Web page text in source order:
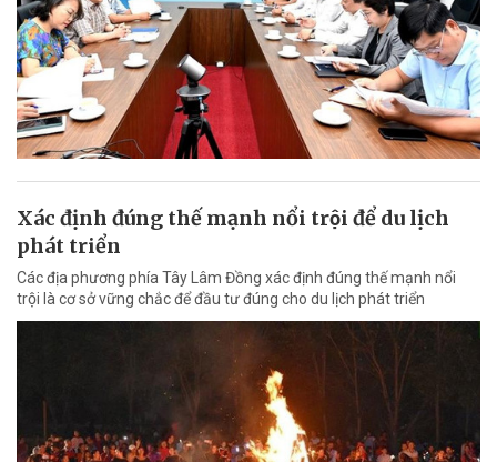
Xác định đúng thế mạnh nổi trội để du lịch
phát triển
Các địa phương phía Tây Lâm Đồng xác định đúng thế mạnh nổi
trội là cơ sở vững chắc để đầu tư đúng cho du lịch phát triển